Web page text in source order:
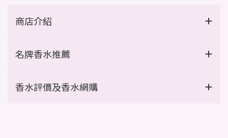
商店介紹
名牌香水推薦
香水評價及香水網購